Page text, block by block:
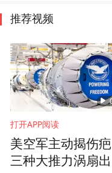
推荐视频
打开APP阅读
美空军主动揭伤疤
三种大推力涡扇出